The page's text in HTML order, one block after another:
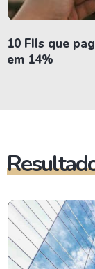
10 FIIs que
em 14%